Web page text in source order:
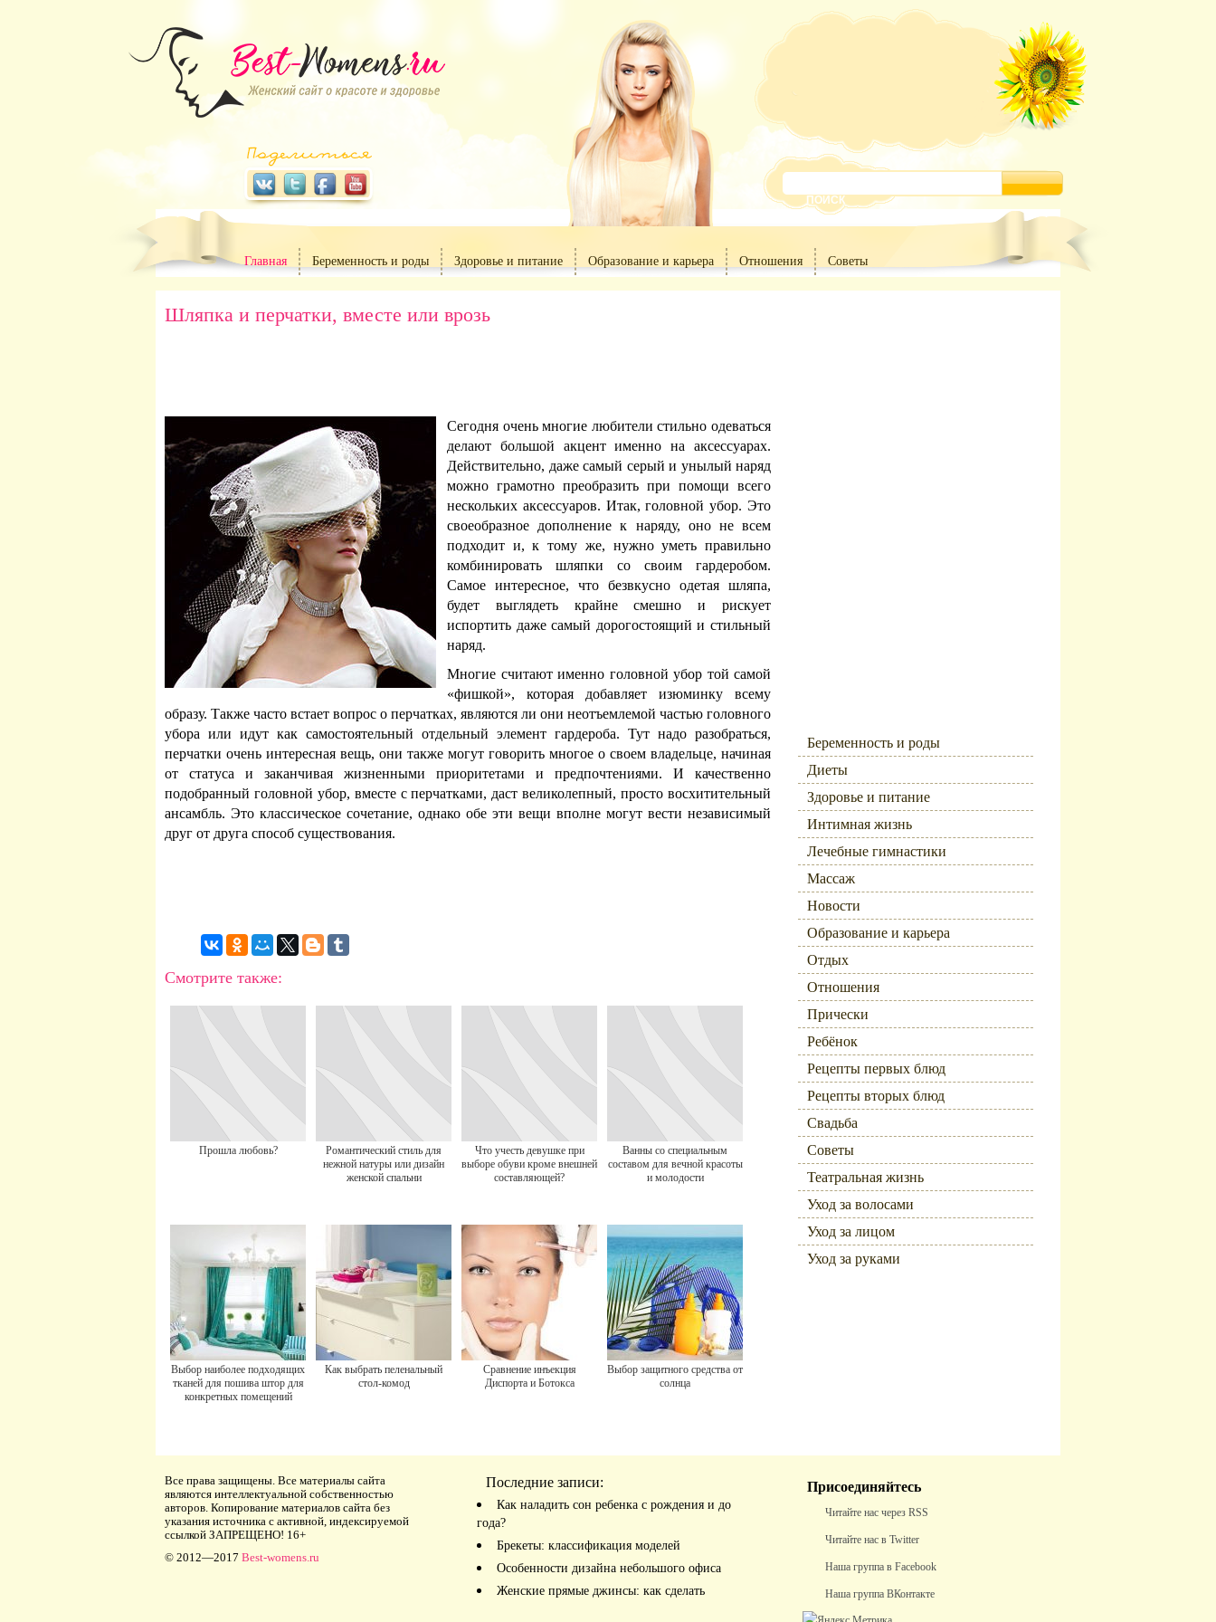
Главная Беременность и роды Здоровье и питание Образование и карьера Отношения Советы
Шляпка и перчатки, вместе или врозь
Сегодня очень многие любители стильно одеваться
делают большой акцент именно на аксессуарах.
Действительно, даже самый серый и унылый наряд
можно грамотно преобразить при помощи всего
нескольких аксессуаров. Итак, головной убор. Это
своеобразное дополнение к наряду, оно не всем
подходит и, к тому же, нужно уметь правильно
комбинировать шляпки со своим гардеробом.
Самое интересное, что безвкусно одетая шляпа,
будет выглядеть крайне смешно и рискует
испортить даже самый дорогостоящий и стильный
наряд.
Многие считают именно головной убор той самой
«фишкой», которая добавляет изюминку всему
образу. Также часто встает вопрос о перчатках, являются ли они неотъемлемой частью головного
убора или идут как самостоятельный отдельный элемент гардероба. Тут надо разобраться,
перчатки очень интересная вещь, они также могут говорить многое о своем владельце, начиная
от статуса и заканчивая жизненными приоритетами и предпочтениями. И качественно
подобранный головной убор, вместе с перчатками, даст великолепный, просто восхитительный
ансамбль. Это классическое сочетание, однако обе эти вещи вполне могут вести независимый
друг от друга способ существования.
Смотрите также:
Прошла любовь?
Романтический стиль для
нежной натуры или дизайн
женской спальни
Что учесть девушке при
выборе обуви кроме внешней
составляющей?
Ванны со специальным
составом для вечной красоты
и молодости
Выбор наиболее подходящих
тканей для пошива штор для
конкретных помещений
Как выбрать пеленальный
стол-комод
Сравнение инъекция
Диспорта и Ботокса
Выбор защитного средства от
солнца
Беременность и роды
Диеты
Здоровье и питание
Интимная жизнь
Лечебные гимнастики
Массаж
Новости
Образование и карьера
Отдых
Отношения
Прически
Ребёнок
Рецепты первых блюд
Рецепты вторых блюд
Свадьба
Советы
Театральная жизнь
Уход за волосами
Уход за лицом
Уход за руками
Все права защищены. Все материалы сайта
являются интеллектуальной собственностью
авторов. Копирование материалов сайта без
указания источника с активной, индексируемой
ссылкой ЗАПРЕЩЕНО! 16+
© 2012—2017 Best-womens.ru
Последние записи:
Как наладить сон ребенка с рождения и до
года?
Брекеты: классификация моделей
Особенности дизайна небольшого офиса
Женские прямые джинсы: как сделать
Присоединяйтесь
Читайте нас через RSS
Читайте нас в Twitter
Наша группа в Facebook
Наша группа ВКонтакте